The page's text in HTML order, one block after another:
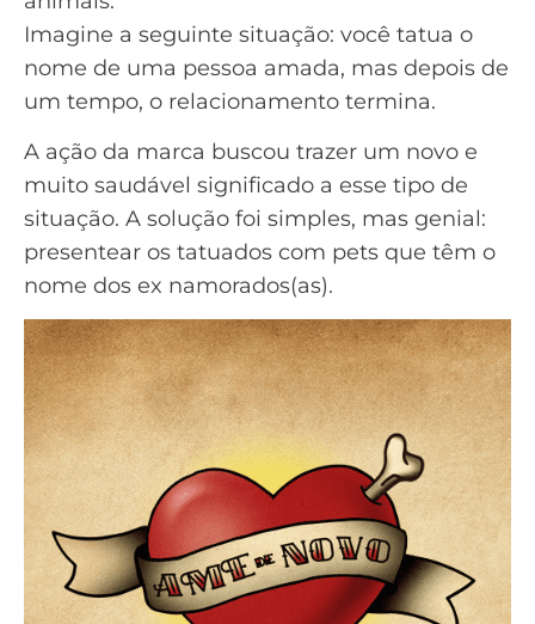
Imagine a seguinte situação: você tatua o
nome de uma pessoa amada, mas depois de
um tempo, o relacionamento termina.
A ação da marca buscou trazer um novo e
muito saudável significado a esse tipo de
situação. A solução foi simples, mas genial:
presentear os tatuados com pets que têm o
nome dos ex namorados(as).